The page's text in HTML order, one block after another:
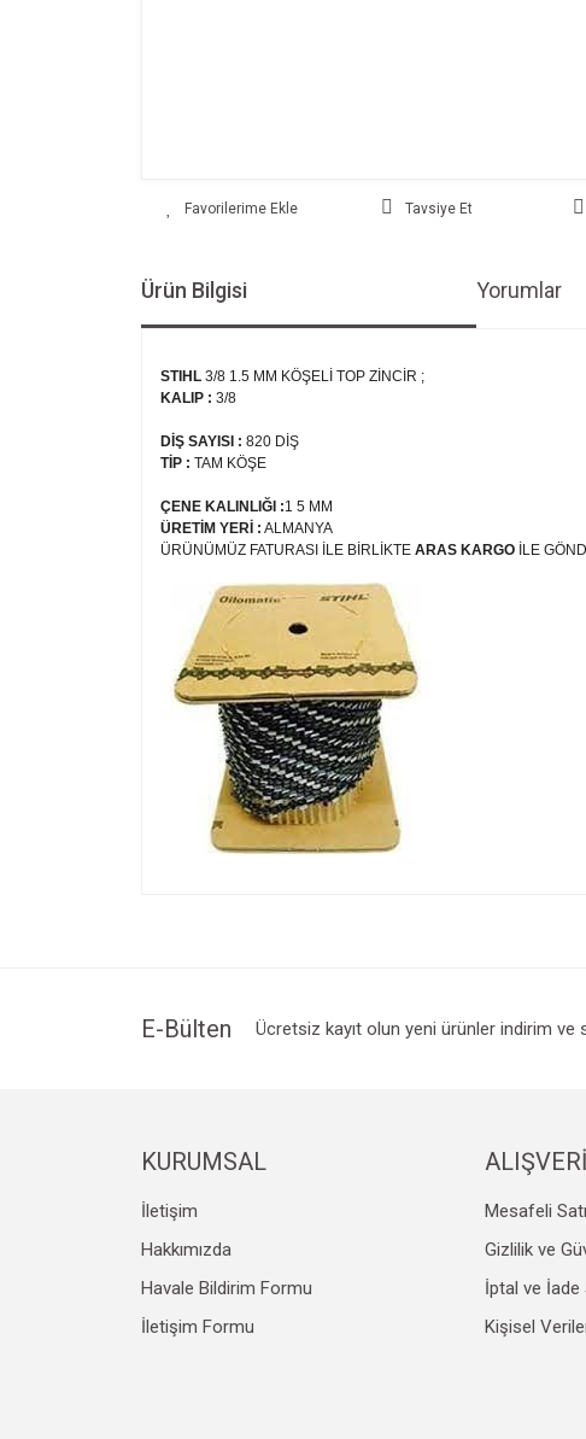
Tavsiye Et
Ürün Bilgisi Yorumlar
STIHL 3/8 1.5 MM KÖŞELİ TOP ZİNCİR ;
KALIP : 3/8
DİŞ SAYISI : 820 DİŞ
TİP : TAM KÖŞE
ÇENE KALINLIĞI :1 5 MM
ÜRETİM YERİ : ALMANYA
ÜRÜNÜMÜZ FATURASI İLE BİRLİKTE ARAS KARGO İLE
Ürün bilgilerinde hatalar bulunuyor.
E-Bülten Ücretsiz kayıt olun yeni ürünler indirim
KURUMSAL
İletişim
Hakkımızda
Havale Bildirim Formu
İletişim Formu
Mesafeli
Gizlilik ve
İptal ve İade
Kişisel